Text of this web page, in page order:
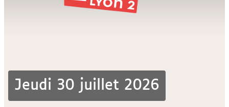
Jeudi 30 juillet 2026